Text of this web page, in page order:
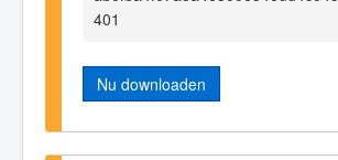
401
Nu downloaden